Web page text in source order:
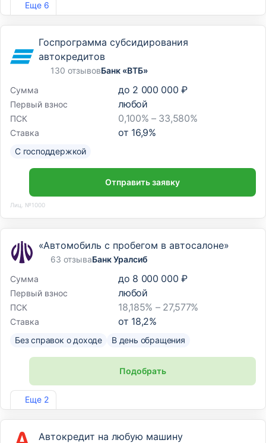
Еще 6
Госпрограмма субсидирования
автокредитов
130 отзывовБанк «ВТБ»
Сумма
до 2 000 000 ₽
Первый взнос любой
ПСК 0,100% – 33,580%
Ставка от 16,9%
С господдержкой
Отправить заявку
Лиц. №1000
Еще 2
«Автомобиль с пробегом в автосалоне»
63 отзываБанк Уралсиб
Сумма
до 8 000 000 ₽
Первый взнос любой
ПСК 18,185% – 27,577%
Ставка от 18,2%
Без справок о доходе В день обращения
Подобрать
Лиц. №2275
Автокредит на любую машину